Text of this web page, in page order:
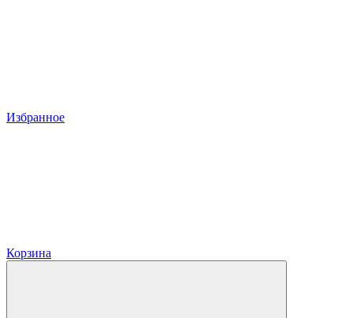
Избранное
Корзина